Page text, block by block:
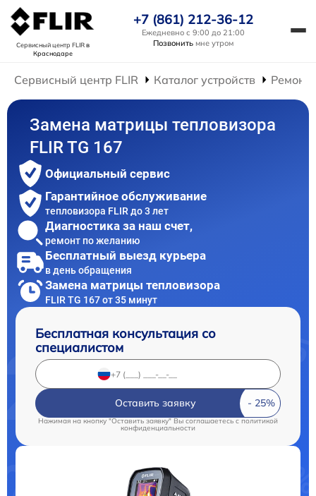
Сервисный центр FLIRв
Краснодаре
+7 (861) 212-36-12
Ежедневно с 9:00 до 21:00
Позвонить мне утром
Сервисный центр FLIR Каталог устройств Ремонт
Замена матрицы тепловизора
FLIR TG 167
Официальный сервис
Гарантийное обслуживание
тепловизора FLIR до 3 лет
Диагностика за наш счет,
ремонт по желанию
Бесплатный выезд курьера
в день обращения
Замена матрицы тепловизора
FLIR TG 167 от 35 минут
Бесплатная консультация со
специалистом
Оставить заявку
Нажимая на кнопку "Оставить заявку" Вы соглашаетесь c политикой
конфиденциальности